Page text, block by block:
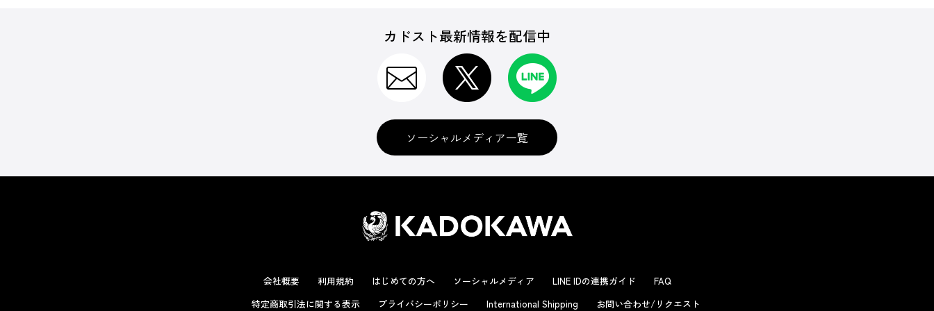
カドスト最新情報を配信中
ソーシャルメディア一覧
会社概要 利用規約 はじめての方へ ソーシャルメディア LINE IDの連携ガイド
FAQ
特定商取引法に関する表示
プライバシーポリシー International Shipping お問い合わせ/リクエスト